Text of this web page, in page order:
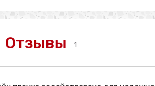
Отзывы 1